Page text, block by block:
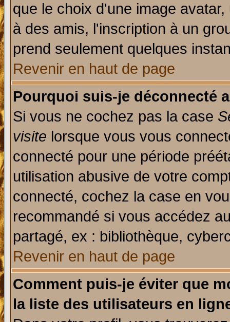
que le choix d'une image
à des amis, l'inscription à un
prend seulement quelques
Revenir en haut de page
Pourquoi suis-je déconnecté
Si vous ne cochez pas la case
visite lorsque vous vous
connecté pour une période
utilisation abusive de votre
connecté, cochez la case en
recommandé si vous accédez
partagé, ex : bibliothèque,
Revenir en haut de page
Comment puis-je éviter que
la liste des utilisateurs en